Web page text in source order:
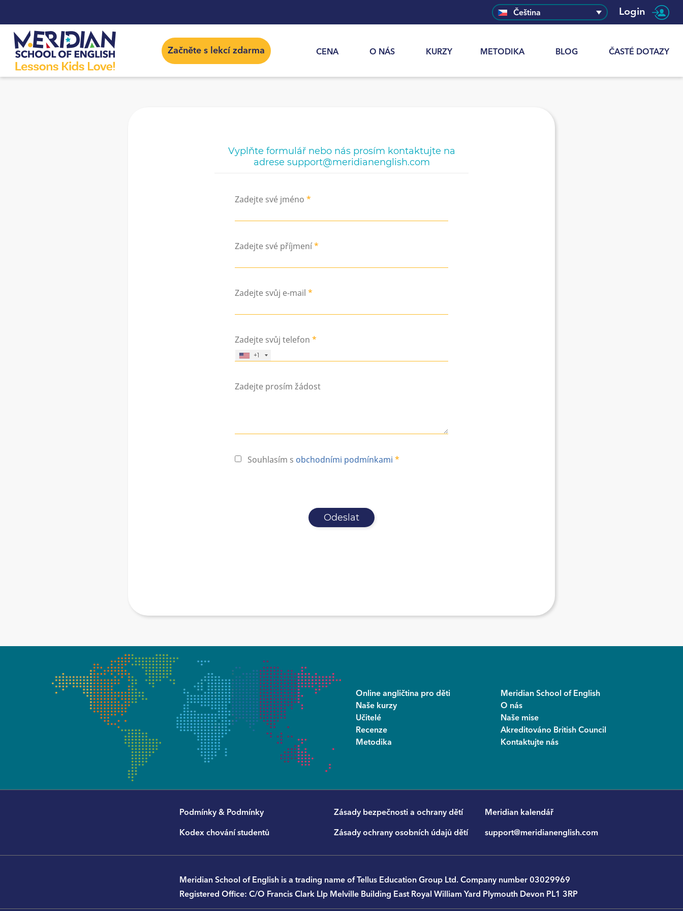
Čeština Login
Začněte s lekcí zdarma CENA O NÁS KURZY METODIKA BLOG ČASTÉ DOTAZY
Online angličtina pro děti
Naše kurzy
Učitelé
Recenze
Metodika
Meridian School of English
O nás
Naše mise
Akreditováno British Council
Kontaktujte nás
Podmínky & Podmínky
Kodex chování studentů
Zásady bezpečnosti a ochrany dětí
Zásady ochrany osobních údajů dětí
Meridian kalendář
support@meridianenglish.com
Meridian School of English is a trading name of Tellus Education Group Ltd. Company number 03029969
Registered Ofﬁce: C/O Francis Clark Llp Melville Building East Royal William Yard Plymouth Devon PL1 3RP